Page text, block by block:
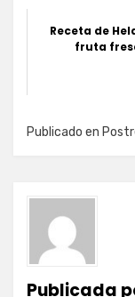
Receta de
fruta
Publicado en
Publicada